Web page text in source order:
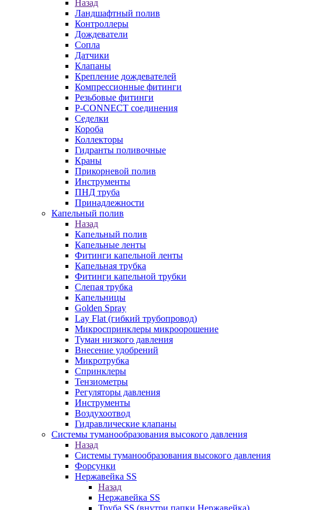
Назад
Ландшафтный полив
Контроллеры
Дождеватели
Сопла
Датчики
Клапаны
Крепление дождевателей
Компрессионные фитинги
Резьбовые фитинги
P-CONNECT соединения
Седелки
Короба
Коллекторы
Гидранты поливочные
Краны
Прикорневой полив
Инструменты
ПНД труба
Принадлежности
Капельный полив
Назад
Капельный полив
Капельные ленты
Фитинги капельной ленты
Капельная трубка
Фитинги капельной трубки
Слепая трубка
Капельницы
Golden Spray
Lay Flat (гибкий трубопровод)
Микроспринклеры микроорошение
Туман низкого давления
Внесение удобрений
Микротрубка
Спринклеры
Тензиометры
Регуляторы давления
Инструменты
Воздухоотвод
Гидравлические клапаны
Системы туманообразования высокого давления
Назад
Системы туманообразования высокого давления
Форсунки
Нержавейка SS
Назад
Нержавейка SS